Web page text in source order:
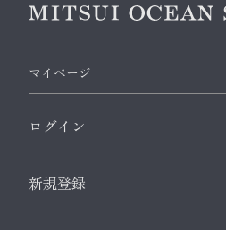
マイページ
ログイン
新規登録